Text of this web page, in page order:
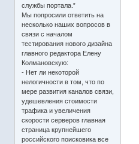
службы портала.”
Мы попросили ответить на
несколько наших вопросов в
связи с началом
тестирования нового дизайна
главного редактора Елену
Колмановскую:
- Нет ли некоторой
нелогичности в том, что по
мере развития каналов связи,
удешевления стоимости
трафика и увеличения
скорости серверов главная
страница крупнейшего
российского поисковика все